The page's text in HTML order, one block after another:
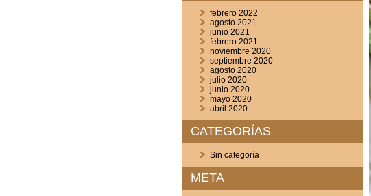
febrero 2022
agosto 2021
junio 2021
febrero 2021
noviembre 2020
septiembre 2020
agosto 2020
julio 2020
junio 2020
mayo 2020
abril 2020
CATEGORÍAS
Sin categoría
META